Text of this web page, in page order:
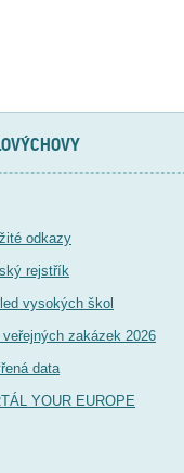
odkazy
rejstřík
vysokých škol
veřejných zakázek 2026
data
YOUR EUROPE